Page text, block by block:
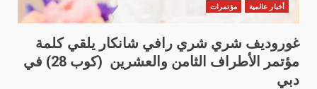
أخبار عالمية مؤتمرات
غوروديف شري شري رافي شانكار يلقي كلمة
مؤتمر الأطراف الثامن والعشرين (كوب 28) في
دبي